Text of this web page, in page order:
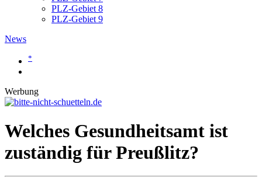
PLZ-Gebiet 8
PLZ-Gebiet 9
News
*
Werbung
Welches Gesundheitsamt ist
zuständig für Preußlitz?